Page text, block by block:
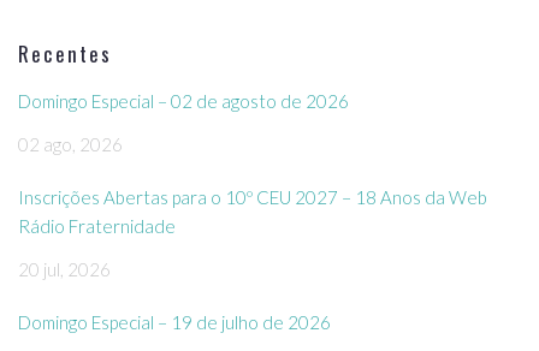
Recentes
Domingo Especial – 02 de agosto de 2026
02 ago, 2026
Inscrições Abertas para o 10º CEU 2027 – 18 Anos da Web
Rádio Fraternidade
20 jul, 2026
Domingo Especial – 19 de julho de 2026